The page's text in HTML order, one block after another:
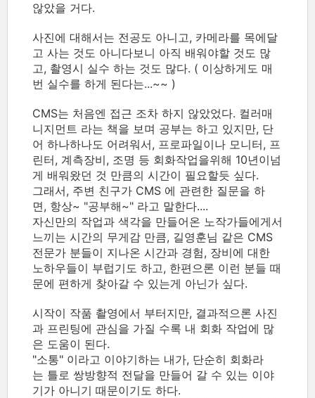
않았을 거다.
사진에 대해서는 전공도 아니고, 카메라를 목에달
고 사는 것도 아니다보니 아직 배워야할 것도 많
고, 촬영시 실수 하는 것도 많다. ( 이상하게도 매
번 실수를 하게 된다는...~~ )
CMS는 처음엔 접근 조차 하지 않았었다. 컬러매
니지먼트 라는 책을 보며 공부는 하고 있지만, 단
어 하나하나도 어려워서, 프로파일이나 모니터, 프
린터, 계측장비, 조명 등 회화작업을위해 10년이넘
게 배워왔던 것 만큼의 시간이 필요할듯 싶다.
그래서, 주변 친구가 CMS 에 관련한 질문을 하
면, 항상~ "공부해~" 라고 말한다....
자신만의 작업과 색각을 만들어온 노작가들에게서
느끼는 시간의 무게감 만큼, 길영훈님 같은 CMS
전문가 분들이 지나온 시간과 경험, 장비에 대한
노하우들이 부럽기도 하고, 한편으론 이런 분들 때
문에 편하게 찾아갈 수 있는게 아닌가 싶다.
시작이 작품 촬영에서 부터지만, 결과적으론 사진
과 프린팅에 관심을 가질 수록 내 회화 작업에 많
은 도움이 된다.
"소통" 이라고 이야기하는 내가, 단순히 회화라
는 틀로 쌍방향적 전달을 만들어 갈 수 있는 이야
기가 아니기 때문이기도 하다.